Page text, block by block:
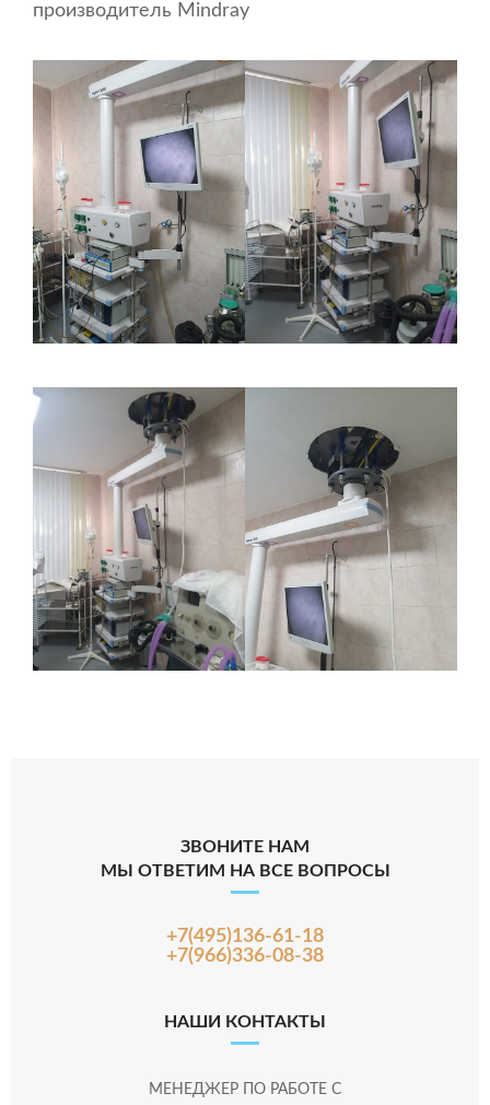
производитель Mindray
ЗВОНИТЕ НАМ
МЫ ОТВЕТИМ НА ВСЕ ВОПРОСЫ
+7(495)136-61-18
+7(966)336-08-38
НАШИ КОНТАКТЫ
МЕНЕДЖЕР ПО РАБОТЕ С